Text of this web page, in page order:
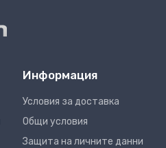
Информация
Условия за доставка
Общи условия
Защита на личните данни